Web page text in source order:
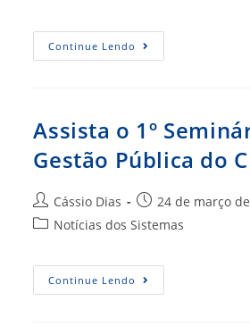
post:
Continue Lendo Reclames
De
(CRA-
ES)
Assista o 1º
Gestão Pública do
Autor
do
Cássio Dias
Post
publicado:
24 de março
Categoria
post:
Notícias dos Sistemas
Continue Lendo Assista
O